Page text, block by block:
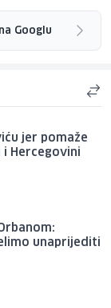
Googlu
jer pomaže
Hercegovini
unaprijediti